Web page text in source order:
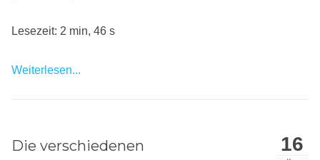
Lesezeit: 2 min, 46 s
Weiterlesen...
16
Die verschiedenen